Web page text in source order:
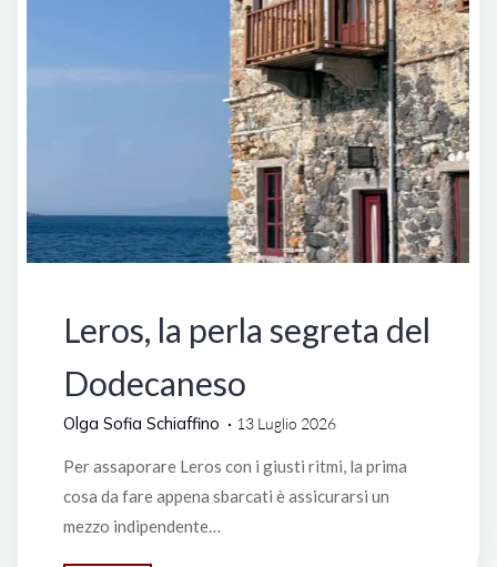
Leros, la perla segreta del
Dodecaneso
Olga Sofia Schiaffino 13 Luglio 2026
Per assaporare Leros con i giusti ritmi, la prima
cosa da fare appena sbarcati è assicurarsi un
mezzo indipendente…